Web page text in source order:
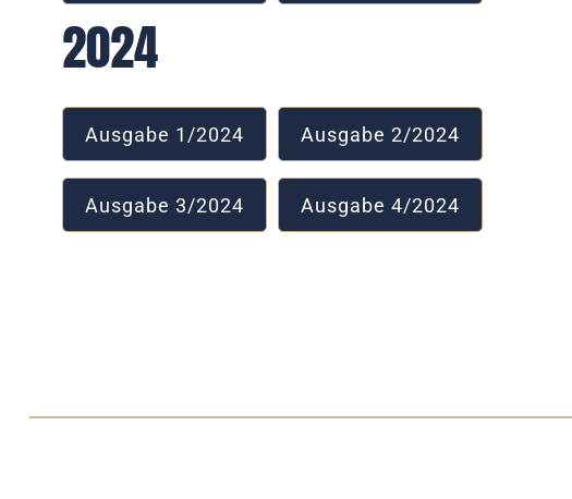
2024
Ausgabe 1/2024 Ausgabe 2/2024
Ausgabe 3/2024 Ausgabe 4/2024